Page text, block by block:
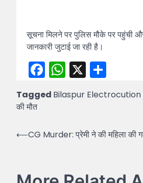
सूचना मिलने पर पुलिस मौके पर पहुंची
जानकारी जुटाई जा रही है।
Facebook
WhatsApp
X
Tagged Bilaspur
की मौत
Post
⟵CG Murder: प्रेमी ने की महिला की